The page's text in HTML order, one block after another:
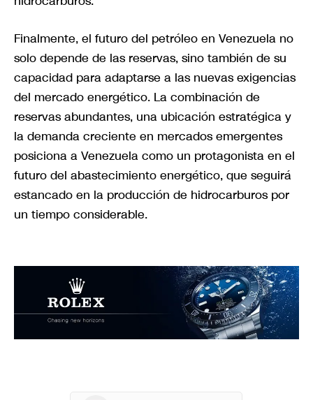
Finalmente, el futuro del petróleo en Venezuela no
solo depende de las reservas, sino también de su
capacidad para adaptarse a las nuevas exigencias
del mercado energético. La combinación de
reservas abundantes, una ubicación estratégica y
la demanda creciente en mercados emergentes
posiciona a Venezuela como un protagonista en el
futuro del abastecimiento energético, que seguirá
estancado en la producción de hidrocarburos por
un tiempo considerable.